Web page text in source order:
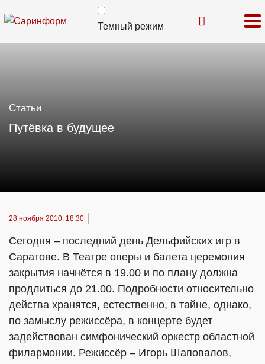
Темный режим
Статьи
Путёвка в будущее
28 ноября 2010, 18:30
Сегодня – последний день Дельфийских игр в
Саратове. В Театре оперы и балета церемония
закрытия начнётся в 19.00 и по плану должна
продлиться до 21.00. Подробности относительно
действа хранятся, естественно, в тайне, однако,
по замыслу режиссёра, в концерте будет
задействован симфонический оркестр областной
филармонии. Режиссёр – Игорь Шаповалов,